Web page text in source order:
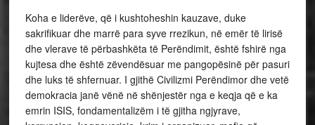
Koha e liderëve, që i kushtoheshin kauzave, duke
sakrifikuar dhe marrë para syve rrezikun, në emër të lirisë
dhe vlerave të përbashkëta të Perëndimit, është fshirë nga
kujtesa dhe është zëvendësuar me pangopësinë për pasuri
dhe luks të shfernuar. I gjithë Civilizmi Perëndimor dhe vetë
demokracia janë vënë në shënjestër nga e keqja që e ka
emrin ISIS, fondamentalizëm i të gjitha ngjyrave,